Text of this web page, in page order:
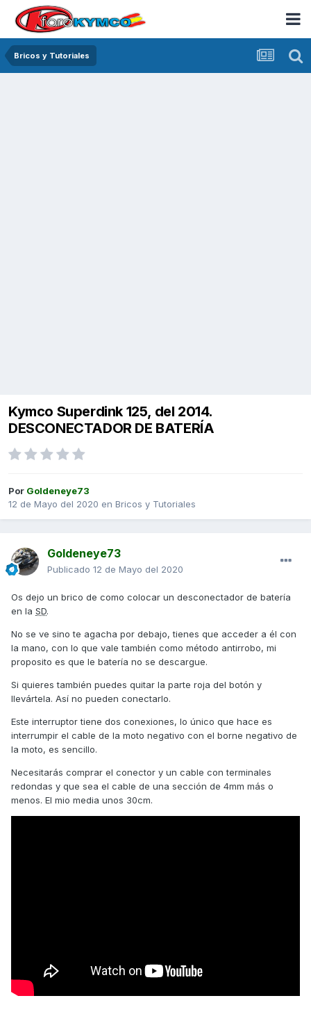
Bricos y Tutoriales
Kymco Superdink 125, del 2014.
DESCONECTADOR DE BATERÍA
Por Goldeneye73
12 de Mayo del 2020 en Bricos y Tutoriales
Goldeneye73
Publicado 12 de Mayo del 2020
Os dejo un brico de como colocar un desconectador de batería
en la SD.
No se ve sino te agacha por debajo, tienes que acceder a él con
la mano, con lo que vale también como método antirrobo, mi
proposito es que le batería no se descargue.
Si quieres también puedes quitar la parte roja del botón y
llevártela. Así no pueden conectarlo.
Este interruptor tiene dos conexiones, lo único que hace es
interrumpir el cable de la moto negativo con el borne negativo de
la moto, es sencillo.
Necesitarás comprar el conector y un cable con terminales
redondas y que sea el cable de una sección de 4mm más o
menos. El mio media unos 30cm.